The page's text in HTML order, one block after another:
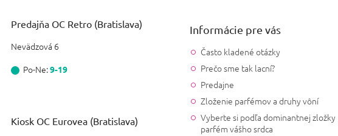
Predajňa OC Retro (Bratislava)
Nevädzová 6
Po-Ne:9-19
Kiosk OC Eurovea (Bratislava)
Informácie pre vás
Často kladené otázky
Prečo sme tak lacní?
Predajne
Zloženie parfémov a druhy vôní
Vyberte si podľa dominantnej zložky
parfém vášho srdca